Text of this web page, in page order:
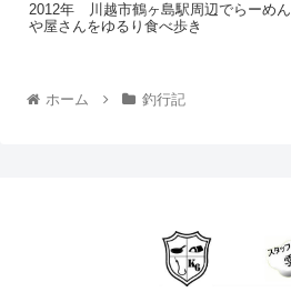
2012年 川越市鶴ヶ島駅周辺でらーめん
や屋さんをゆるり食べ歩き
ホーム 釣行記